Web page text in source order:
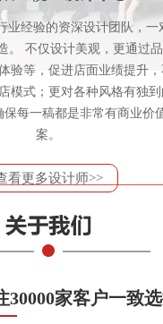
业经验的资深设计团队，一
。 不仅设计美观，更通过
验等，促进店面业绩提升
模式；更对各种风格有独
每一稿都是非常有商业价
案。
看更多设计师>>
30000家客户一致